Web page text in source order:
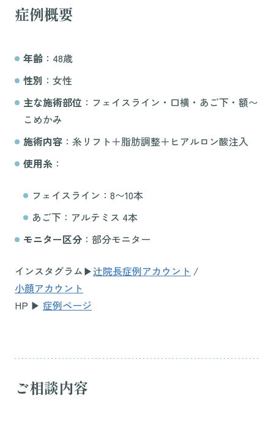
症例概要
年齢 ：48歳
性別 ：女性
主な施術部位 ：フェイスライン・口横・あご下・額〜
こめかみ
施術内容 ：糸リフト＋脂肪調整＋ヒアルロン酸注入
使用糸 ：
フェイスライン：8〜10本
あご下：アルテミス 4本
モニター区分 ：部分モニター
インスタグラム▶︎辻院長症例アカウント /
小顔アカウント
HP ▶︎ 症例ページ
ご相談内容